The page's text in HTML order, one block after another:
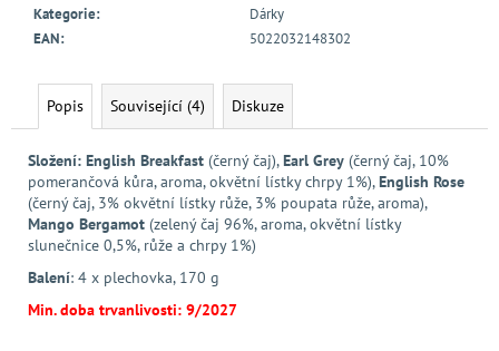
Kategorie:
Dárky
EAN: 5022032148302
Popis Související (4) Diskuze
Složení: English Breakfast (černý čaj),Earl Grey (černý čaj, 10%
pomerančová kůra, aroma, okvětní lístky chrpy 1%),English Rose
(černý čaj, 3% okvětní lístky růže, 3% poupata růže, aroma),
Mango Bergamot (zelený čaj 96%, aroma, okvětní lístky
slunečnice 0,5%, růže a chrpy 1%)
Balení: 4 x plechovka, 170 g
Min. doba trvanlivosti: 9/2027